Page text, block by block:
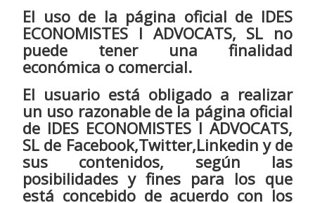
El uso de la página oficial de IDES
ECONOMISTES I ADVOCATS, SL no
puede tener una finalidad
económica o comercial.
El usuario está obligado a realizar
un uso razonable de la página oficial
de IDES ECONOMISTES I ADVOCATS,
SL de Facebook,Twitter,Linkedin y de
sus contenidos, según las
posibilidades y fines para los que
está concebido de acuerdo con los